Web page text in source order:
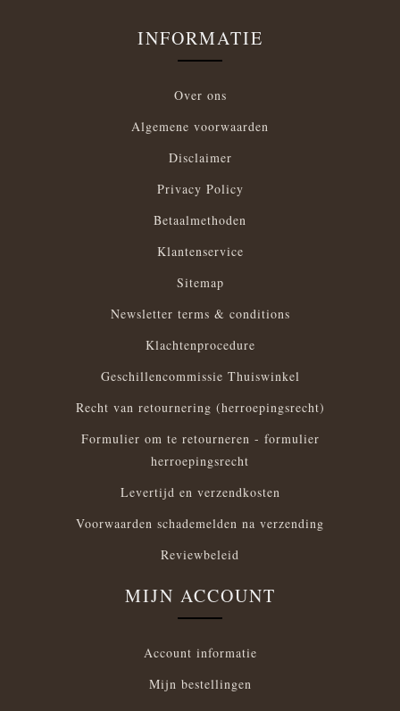
INFORMATIE
Over ons
Algemene voorwaarden
Disclaimer
Privacy Policy
Betaalmethoden
Klantenservice
Sitemap
Newsletter terms & conditions
Klachtenprocedure
Geschillencommissie Thuiswinkel
Recht van retournering (herroepingsrecht)
Formulier om te retourneren - formulier
herroepingsrecht
Levertijd en verzendkosten
Voorwaarden schademelden na verzending
Reviewbeleid
MIJN ACCOUNT
Account informatie
Mijn bestellingen